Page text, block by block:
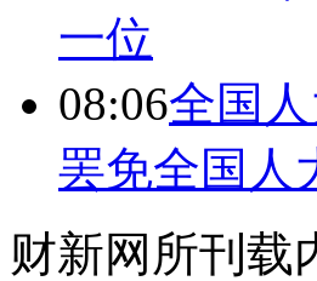
一位
08:06全国
罢免全国人
财新网所刊载